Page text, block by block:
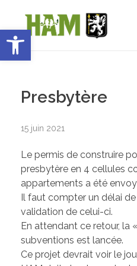
Ouvrir la barre d’outils
Ham-sous-Varsberg
Démarches administratives
Inventons le HAM de demain
VIE INSTITUTIONNELLE
Le Maire : Edmond Bettinger
Le conseil Municipal
VIE PRATIQUE
Presbytère
15 juin 2021
Le permis de construire
presbytère en 4 cellules
appartements a été
Il faut compter un délai
validation de celui-ci.
En attendant ce retour, la
subventions est lancée.
Ce projet devrait voir le